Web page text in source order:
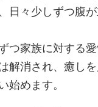
日々少しずつ腹
つ家族に対する
解消され、癒し
始めます。